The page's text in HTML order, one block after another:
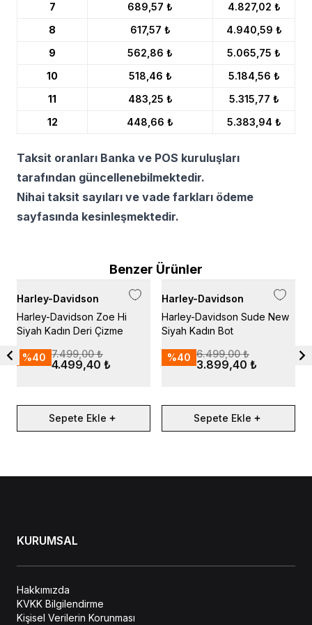
7
689,57 ₺
4.827,02 ₺
8
617,57 ₺
4.940,59 ₺
9
562,86 ₺
5.065,75 ₺
10
518,46 ₺
5.184,56 ₺
11
483,25 ₺
5.315,77 ₺
12
448,66 ₺ 5.383,94 ₺
Taksit oranları Banka ve POS kuruluşları
tarafından güncellenebilmektedir.
Nihai taksit sayıları ve vade farkları ödeme
sayfasında kesinleşmektedir.
Benzer Ürünler
Harley-Davidson
Harley-Davidson Zoe Hi
Siyah Kadın Deri Çizme
%40 7.499,00 ₺
4.499,40 ₺
Sepete Ekle
Harley-Davidson
Harley-Davidson Sude New
Siyah Kadın Bot
%40 6.499,00 ₺
3.899,40 ₺
Sepete Ekle
KURUMSAL
Hakkımızda
KVKK Bilgilendirme
Kişisel Verilerin Korunması